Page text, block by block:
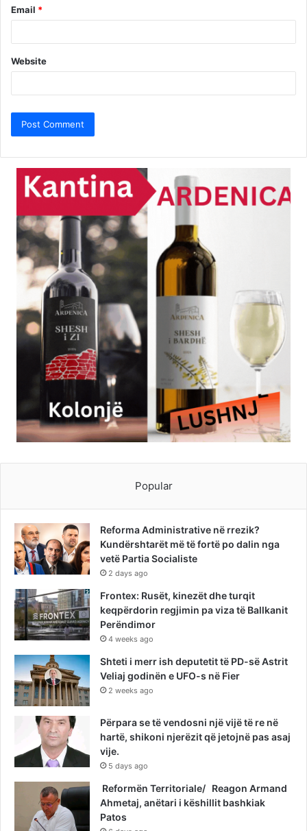
Email *
Website
Popular
Reforma Administrative në rrezik?
Kundërshtarët më të fortë po dalin nga
vetë Partia Socialiste
2 days ago
Frontex: Rusët, kinezët dhe turqit
keqpërdorin regjimin pa viza të Ballkanit
Perëndimor
4 weeks ago
Shteti i merr ish deputetit të PD-së Astrit
Veliaj godinën e UFO-s në Fier
2 weeks ago
Përpara se të vendosni një vijë të re në
hartë, shikoni njerëzit që jetojnë pas asaj
vije.
5 days ago
Reformën Territoriale/ Reagon Armand
Ahmetaj, anëtari i këshillit bashkiak
Patos